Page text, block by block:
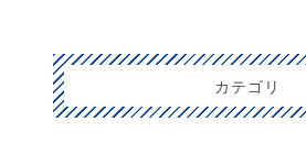
カテゴリ